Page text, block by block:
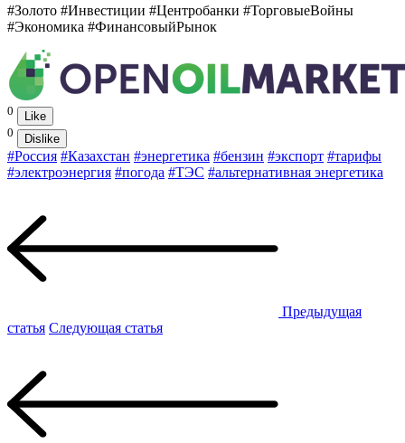
#Золото #Инвестиции #Центробанки #ТорговыеВойны
#Экономика #ФинансовыйРынок
0
Like
0
Dislike
#Россия #Казахстан #энергетика #бензин #экспорт #тарифы
#электроэнергия #погода #ТЭС #альтернативная энергетика
Предыдущая
статья Следующая статья